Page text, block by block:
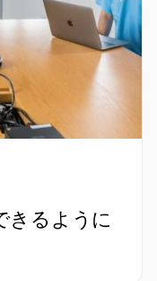
きるように